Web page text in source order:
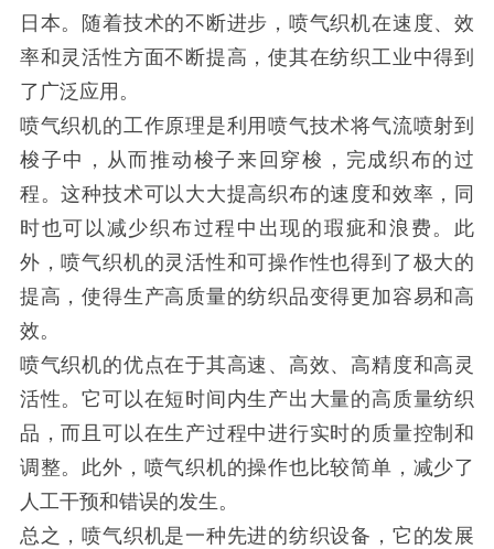
日本。随着技术的不断进步，喷气织机在速度、效
率和灵活性方面不断提高，使其在纺织工业中得到
了广泛应用。
喷气织机的工作原理是利用喷气技术将气流喷射到
梭子中，从而推动梭子来回穿梭，完成织布的过
程。这种技术可以大大提高织布的速度和效率，同
时也可以减少织布过程中出现的瑕疵和浪费。此
外，喷气织机的灵活性和可操作性也得到了极大的
提高，使得生产高质量的纺织品变得更加容易和高
效。
喷气织机的优点在于其高速、高效、高精度和高灵
活性。它可以在短时间内生产出大量的高质量纺织
品，而且可以在生产过程中进行实时的质量控制和
调整。此外，喷气织机的操作也比较简单，减少了
人工干预和错误的发生。
总之，喷气织机是一种先进的纺织设备，它的发展